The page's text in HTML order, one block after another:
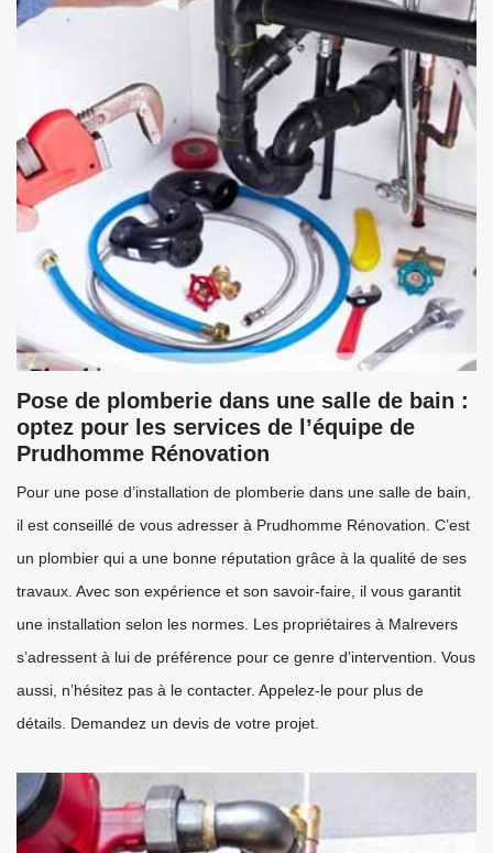
Pose de plomberie dans une salle de bain :
optez pour les services de l’équipe de
Prudhomme Rénovation
Pour une pose d’installation de plomberie dans une salle de bain,
il est conseillé de vous adresser à Prudhomme Rénovation. C’est
un plombier qui a une bonne réputation grâce à la qualité de ses
travaux. Avec son expérience et son savoir-faire, il vous garantit
une installation selon les normes. Les propriétaires à Malrevers
s’adressent à lui de préférence pour ce genre d’intervention. Vous
aussi, n’hésitez pas à le contacter. Appelez-le pour plus de
détails. Demandez un devis de votre projet.